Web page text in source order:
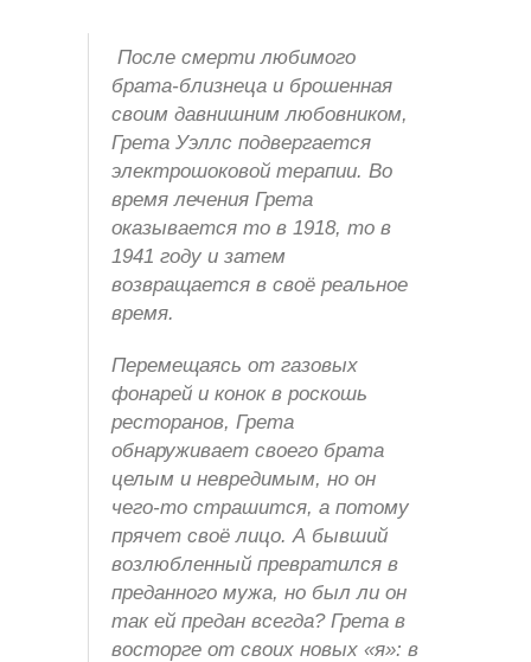
После смерти любимого
брата-близнеца и брошенная
своим давнишним любовником,
Грета Уэллс подвергается
электрошоковой терапии. Во
время лечения Грета
оказывается то в 1918, то в
1941 году и затем
возвращается в своё реальное
время.
Перемещаясь от газовых
фонарей и конок в роскошь
ресторанов, Грета
обнаруживает своего брата
целым и невредимым, но он
чего-то страшится, а потому
прячет своё лицо. А бывший
возлюбленный превратился в
преданного мужа, но был ли он
так ей предан всегда? Грета в
восторге от своих новых «я»: в